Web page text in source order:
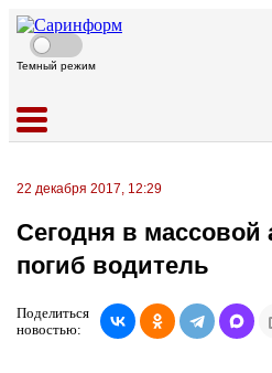
Темный режим
22 декабря 2017, 12:29
Сегодня в массовой
погиб водитель
Поделиться
новостью: